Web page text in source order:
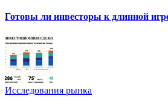
Готовы ли инвесторы к длинной
Исследования рынка